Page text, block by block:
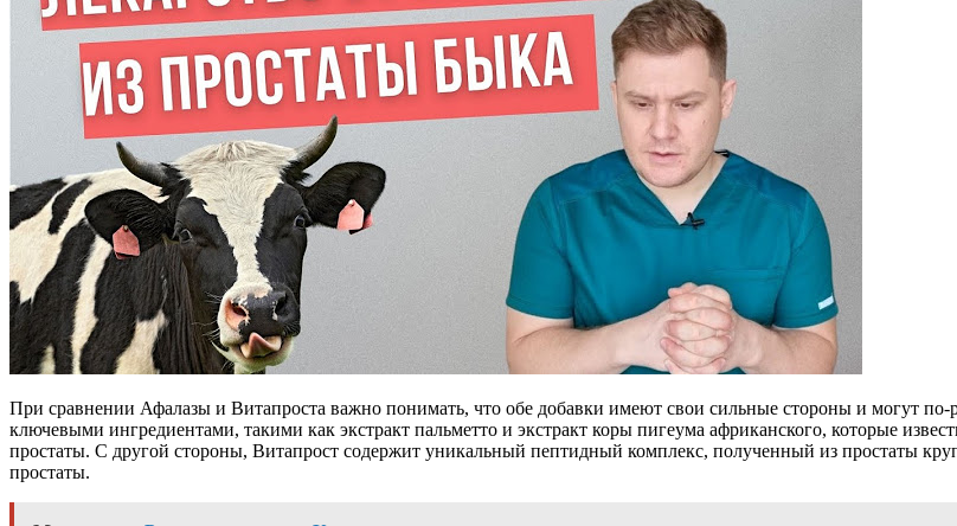
При сравнении Афалазы и Витапроста важно понимать, что обе добавки имеют свои сильные стороны и могут по-
ключевыми ингредиентами, такими как экстракт пальметто и экстракт коры пигеума африканского, которые
простаты. С другой стороны, Витапрост содержит уникальный пептидный комплекс, полученный из простаты
простаты.